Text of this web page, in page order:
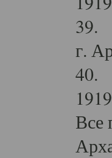
39.
г.
40.
Все